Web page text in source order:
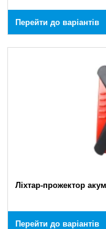
Перейти до варіантів
Ліхтар-прожектор
Перейти до варіантів